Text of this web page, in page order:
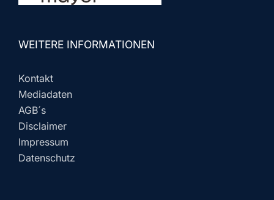
WEITERE INFORMATIONEN
Kontakt
Mediadaten
AGB´s
Disclaimer
Impressum
Datenschutz